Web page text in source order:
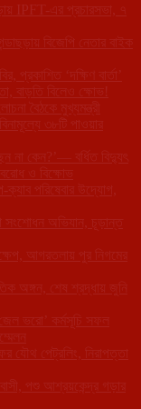
IPFT-এর প্রচারসভা, ৭
বিজেপি নেতার বাইক
প্রকাশিত ‘দক্ষিণ বার্তা’
বাড়তি বিলেও ক্ষোভ!
বৈঠকে মুখ্যমন্ত্রী
৩৮টি পাওয়ার
না কেন?’— বর্ধিত বিদ্যুৎ
ও বিক্ষোভ
পরিষেবার উদ্যোগ,
সংশোধন অভিযান, চূড়ান্ত
আগরতলায় পুর নিগমের
অঙ্গন, শেষ শ্রদ্ধায় জুনি
ভরো’ কর্মসূচি সফল
যৌথ পেট্রলিং, নিরাপত্তা
পশু আশ্রয়কেন্দ্র গড়ার